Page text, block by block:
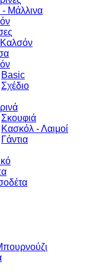
- Μάλλινα
Basic
Σχέδιο
Σκουφιά
Κασκόλ - Λαιμοί
Γάντια